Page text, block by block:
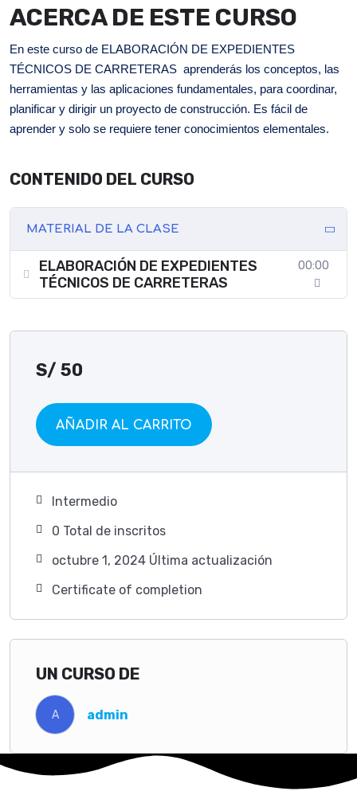
ACERCA DE ESTE CURSO
En este curso de ELABORACIÓN DE EXPEDIENTES
TÉCNICOS DE CARRETERAS aprenderás los conceptos, las
herramientas y las aplicaciones fundamentales, para coordinar,
planificar y dirigir un proyecto de construcción. Es fácil de
aprender y solo se requiere tener conocimientos elementales.
CONTENIDO DEL CURSO
MATERIAL DE LA CLASE
ELABORACIÓN DE EXPEDIENTES
TÉCNICOS DE CARRETERAS
00:00
S/ 50
AÑADIR AL CARRITO
Intermedio
0 TotaI de inscritos
octubre 1, 2024 Última actualización
Certificate of completion
UN CURSO DE
A admin